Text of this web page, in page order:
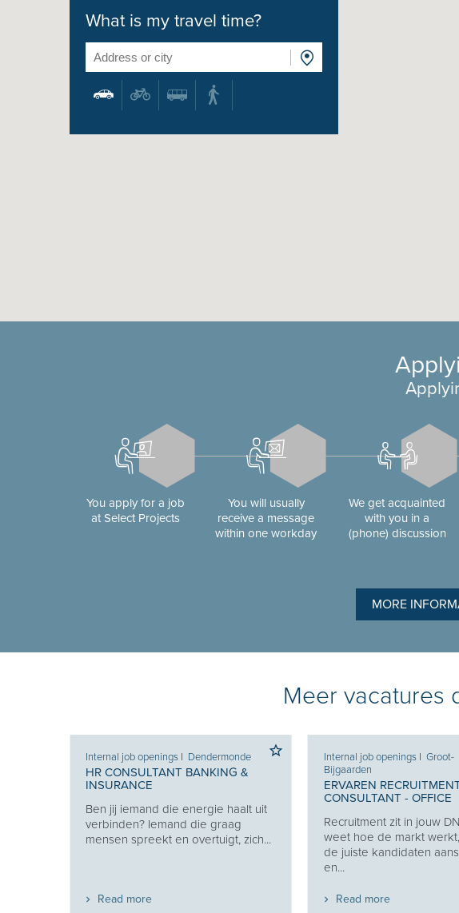
What is my travel time?
You apply for a job
at Select Projects
You will usually
receive a message
within one workday
We get acquainted
with you in a
(phone) discussion
MORE
Meer vacatures
Internal job openings I Dendermonde
HR CONSULTANT BANKING &
INSURANCE
Ben jij iemand die energie haalt uit
verbinden? Iemand die graag
mensen spreekt en overtuigt, zich...
Read more
Internal job openings I Groot-
Bijgaarden
ERVAREN
CONSULTANT - OFFICE
Recruitment zit in jouw
weet hoe de markt
de juiste kandidaten
en...
Read more